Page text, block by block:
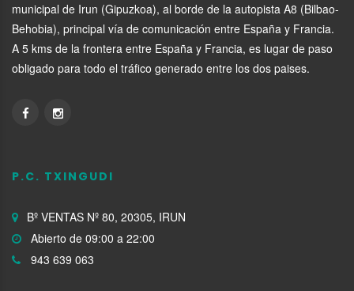
municipal de Irun (Gipuzkoa), al borde de la autopista A8 (Bilbao-
Behobia), principal vía de comunicación entre España y Francia.
A 5 kms de la frontera entre España y Francia, es lugar de paso
obligado para todo el tráfico generado entre los dos paises.
P.C. TXINGUDI
Bº VENTAS Nº 80, 20305, IRUN
Abierto de 09:00 a 22:00
943 639 063